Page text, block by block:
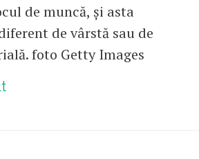
de muncă, și asta
de vârstă sau de
foto Getty Images